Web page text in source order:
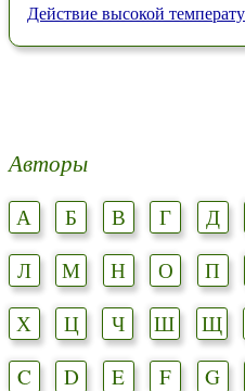
Действие высокой
Авторы
А Б В Г Д
Л
М Н О П
Х
Ц Ч Ш Щ
C
D E F G